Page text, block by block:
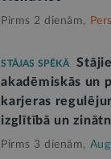
Pirms 2 dienām,
STĀJAS SPĒKĀ
akadēmiskās un
karjeras
izglītībā un
Pirms 3 dienām,